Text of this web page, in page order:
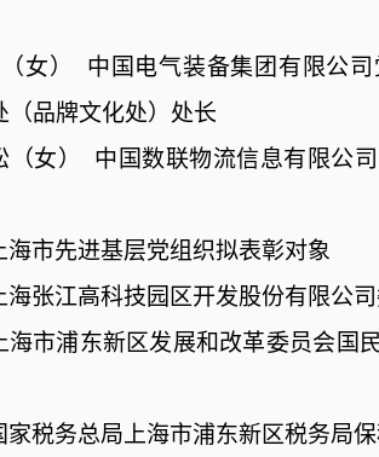
女）
中国电气装备集团有限公
（品牌文化处）处长
女）
中国数联物流信息有限公
海市先进基层党组织拟表彰对象
海张江高科技园区开发股份有限公
海市浦东新区发展和改革委员会国
家税务总局上海市浦东新区税务局